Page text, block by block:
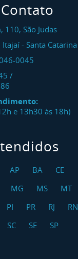
110, São Judas
Itajaí - Santa Catarina
0045
/
e 13h30 às 18h)
AP BA
CE
MG MS
MT
PI PR RJ
RN
SC SE
SP